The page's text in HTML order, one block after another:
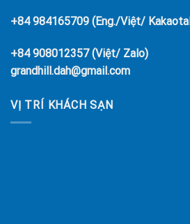
+84 984165709 (Eng./Việt/
+84 908012357 (Việt/ Zalo)
grandhill.dah@gmail.com
VỊ TRÍ KHÁCH SẠN